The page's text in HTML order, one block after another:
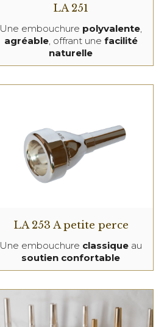
LA 251
Une embouchure polyvalente
agréable, offrant une facilité
naturelle
LA 253 A petite perce
Une embouchure classique au
soutien confortable